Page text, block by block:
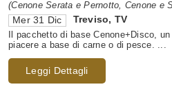
(Cenone Serata e Pernotto, Cenone e
Mer 31 Dic Treviso, TV
Il pacchetto di base Cenone+Disco,
piacere a base di carne o di pesce. ...
Leggi Dettagli